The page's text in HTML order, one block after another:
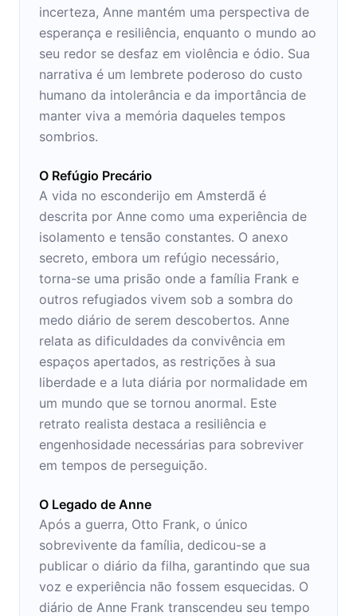
incerteza, Anne mantém uma perspectiva de
esperança e resiliência, enquanto o mundo ao
seu redor se desfaz em violência e ódio. Sua
narrativa é um lembrete poderoso do custo
humano da intolerância e da importância de
manter viva a memória daqueles tempos
sombrios.
O Refúgio Precário
A vida no esconderijo em Amsterdã é
descrita por Anne como uma experiência de
isolamento e tensão constantes. O anexo
secreto, embora um refúgio necessário,
torna-se uma prisão onde a família Frank e
outros refugiados vivem sob a sombra do
medo diário de serem descobertos. Anne
relata as dificuldades da convivência em
espaços apertados, as restrições à sua
liberdade e a luta diária por normalidade em
um mundo que se tornou anormal. Este
retrato realista destaca a resiliência e
engenhosidade necessárias para sobreviver
em tempos de perseguição.
O Legado de Anne
Após a guerra, Otto Frank, o único
sobrevivente da família, dedicou-se a
publicar o diário da filha, garantindo que sua
voz e experiência não fossem esquecidas. O
diário de Anne Frank transcendeu seu tempo